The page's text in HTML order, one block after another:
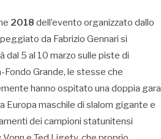
2018 dell’evento organizzato dallo
da Fabrizio Gennari si
dal 5 al 10 marzo sulle piste di
Fondo Grande, le stesse che
hanno ospitato una doppia gara
Europa maschile di slalom gigante e
dei campioni statunitensi